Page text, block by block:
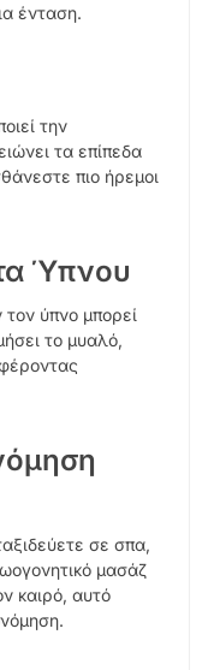
ένταση.
την
τα επίπεδα
πιο ήρεμοι
Ύπνου
ύπνο μπορεί
το μυαλό,
σε σπα,
μασάζ
καιρό, αυτό